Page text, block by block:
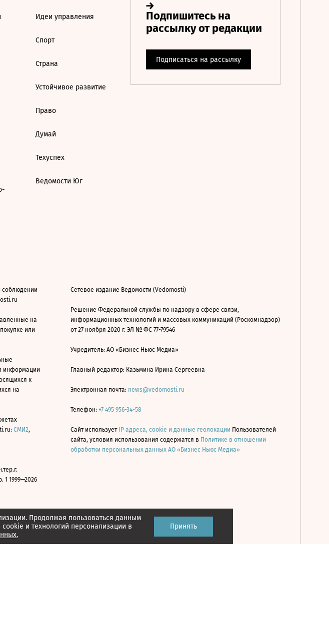
Продолжая пользоваться данным
и технологий персонализации в
Принять
Идеи управления
Спорт
Страна
Устойчивое развитие
Право
Думай
Техуспех
Ведомости Юг
соблюдении
на
или
информации
к
на
СМИ2,
1 1999—2026
Сетевое издание Ведомости (Vedomosti)
Решение Федеральной службы по надзору в сфере связи,
информационных технологий и массовых коммуникаций (Роскомнадзор)
от 27 ноября 2020 г. ЭЛ № ФС 77-79546
Учредитель: АО «Бизнес Ньюс Медиа»
Главный редактор: Казьмина Ирина Сергеевна
Электронная почта: news@vedomosti.ru
Телефон: +7 495 956-34-58
Сайт использует IP адреса, cookie и данные геолокации Пользователей
сайта, условия использования содержатся в Политике в отношении
обработки персональных данных АО «Бизнес Ньюс Медиа»